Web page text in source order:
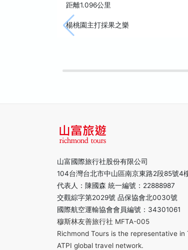
距離1.096公里
楊桃園主打採果之樂
山富國際旅行社股份有限公司
104台灣台北市中山區南京東路2段85號4
代表人：陳國森 統一編號：22888987
交觀綜字第2029號 品保協會北0030號
國際航空運輸協會會員編號：34301061
穆斯林友善旅行社 MFTA-005
Richmond Tours is the representative in
ATPI global travel network.